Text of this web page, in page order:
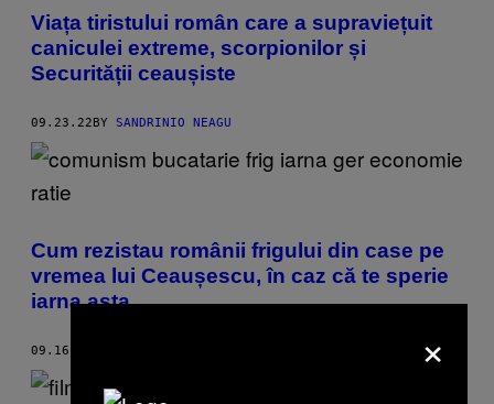
Viața tiristului român care a supraviețuit
caniculei extreme, scorpionilor și
Securității ceaușiste
09.23.22BY SANDRINIO NEAGU
Cum rezistau românii frigului din case pe
vremea lui Ceaușescu, în caz că te sperie
iarna asta
09.16.22 ×